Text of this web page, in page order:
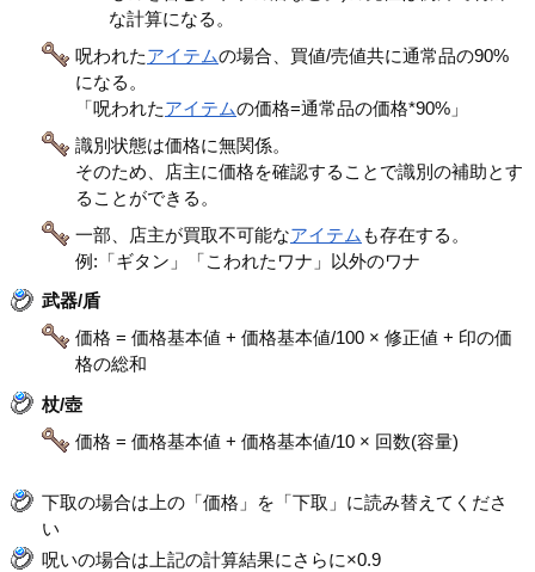
な計算になる。
呪われたアイテムの場合、買値/売値共に通常品の90%
になる。
「呪われたアイテムの価格=通常品の価格*90%」
識別状態は価格に無関係。
そのため、店主に価格を確認することで識別の補助とす
ることができる。
一部、店主が買取不可能なアイテム も存在する。
例:「ギタン」「こわれたワナ」以外のワナ
武器/盾
価格 = 価格基本値 + 価格基本値/100 × 修正値 + 印の価
格の総和
杖/壺
価格 = 価格基本値 + 価格基本値/10 × 回数(容量)
下取の場合は上の「価格」を「下取」に読み替えてくださ
い
呪いの場合は上記の計算結果にさらに×0.9